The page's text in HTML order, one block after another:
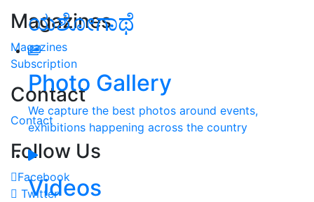
ಯಶೋಗಾಥೆ
Photo Gallery
We capture the best photos around events,
exhibitions happening across the country
Videos
Magazines
Magazines
Subscription
Contact
Contact
Follow Us
Facebook
Twitter